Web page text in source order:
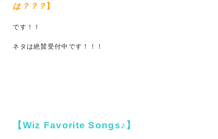
は？？？ 】
です！！
ネタは絶賛受付中です！！！
【Wiz Favorite Songs♪】